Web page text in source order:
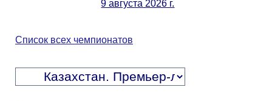
Описание
Прогнозы
9 августа 2026 г.
Список всех чемпионатов